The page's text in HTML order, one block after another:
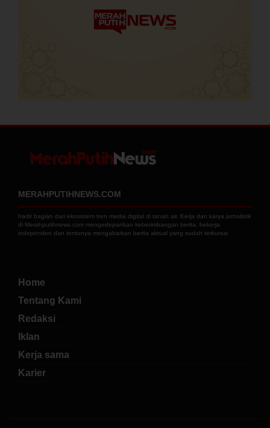
MERAHPUTIHNEWS.COM
hadir bagian dari ekosistem tren media digital di tanah air. Kerja dan karya jurnalistik
di Merahputihnews.com mengedepankan keberimbangan berita, bekerja
independen dan tentunya mengabarkan berita aktual yang sudah terkurasi
Home
Tentang Kami
Redaksi
Iklan
Kerja sama
Karier